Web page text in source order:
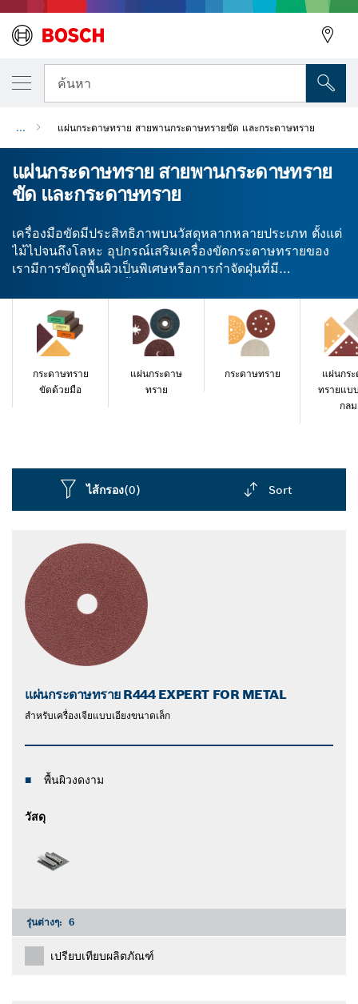
ค้นหา
... แผ่นกระดาษทราย สายพานกระดาษทรายขัด และกระดาษทราย
แผ่นกระดาษทราย สายพานกระดาษทราย
ขัด และกระดาษทราย
เครื่องมือขัดมีประสิทธิภาพบนวัสดุหลากหลายประเภท ตั้งแต่
ไม้ไปจนถึงโลหะ อุปกรณ์เสริมเครื่องขัดกระดาษทรายของ
เรามีการขัดถูพื้นผิวเป็นพิเศษหรือการกำจัดฝุ่นที่มี
เครื่องขัดกระดาษทรายสำหรับสำหรับเครื่องมือของคุณแบบ
แยกชิ้นหรือเป็นชุดเพื่อความสะดวก อุปกรณ์เสริมสำหรับ
เครื่องมือกระดาษทรายขัดด้วยมือสามารถช่วยคุณในงานที่
ละเอียดได้ ใยทำความสะอาดและแผ่นขัดเงาแบบหมุนอื่นๆ
ใช้ได้กับเครื่องขัดกระดาษทรายแบบแผ่นกลม เครื่องเจียแบบ
เอียงขนาดเล็ก หรือกระดาษทรายสามเหลี่ยม โฟม ฟองน้ำ
หรือจานขัดเงาสักหลาดเป็นอุปกรณ์เสริมที่มีประสิทธิภาพ
สำหรับเครื่องมือขัดโลหะ ตรวจสอบอุปกรณ์เสริมเครื่องมือ
กระดาษทราย
ขัดด้วยมือ
แผ่นกระดาษ
ทราย
กระดาษทราย
แผ่นกร
ทรายแบ
กลม
ไส้กรอง(0) Sort
แผ่นกระดาษทราย R444 EXPERT FOR METAL
สำหรับเครื่องเจียแบบเอียงขนาดเล็ก
พื้นผิวงดงาม
วัสดุ
รุ่นต่างๆ: 6
เปรียบเทียบผลิตภัณฑ์